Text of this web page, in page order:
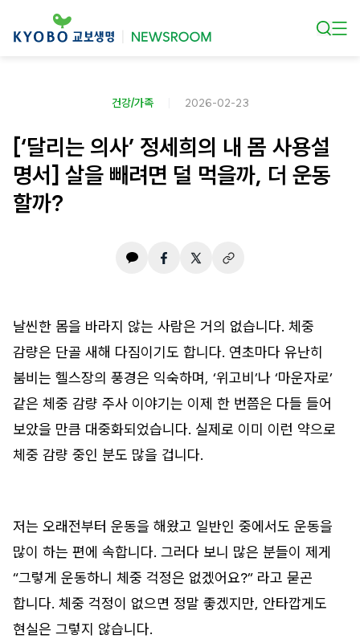
건강/가족 2026-02-23
[‘달리는 의사’ 정세희의 내 몸 사용설
명서] 살을 빼려면 덜 먹을까, 더 운동
할까?
날씬한 몸을 바라지 않는 사람은 거의 없습니다. 체중
감량은 단골 새해 다짐이기도 합니다. 연초마다 유난히
붐비는 헬스장의 풍경은 익숙하며, ‘위고비’나 ‘마운자로’
같은 체중 감량 주사 이야기는 이제 한 번쯤은 다들 들어
보았을 만큼 대중화되었습니다. 실제로 이미 이런 약으로
체중 감량 중인 분도 많을 겁니다.
저는 오래전부터 운동을 해왔고 일반인 중에서도 운동을
많이 하는 편에 속합니다. 그러다 보니 많은 분들이 제게
“그렇게 운동하니 체중 걱정은 없겠어요?” 라고 묻곤
합니다. 체중 걱정이 없으면 정말 좋겠지만, 안타깝게도
현실은 그렇지 않습니다.